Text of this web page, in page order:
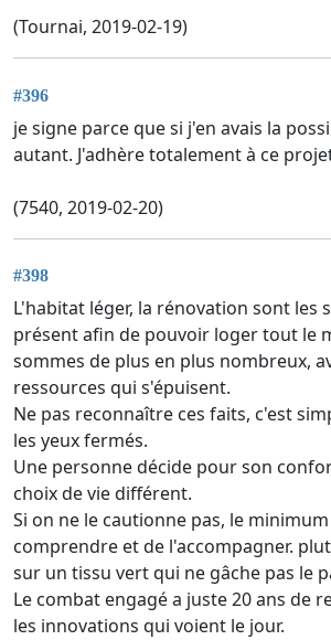
(Tournai, 2019-02-19)
#396
je signe parce que si j'en avais la
autant. J'adhère totalement à ce
(7540, 2019-02-20)
#398
L'habitat léger, la rénovation sont les
présent afin de pouvoir loger tout le
sommes de plus en plus nombreux,
ressources qui s'épuisent.
Ne pas reconnaître ces faits, c'est
les yeux fermés.
Une personne décide pour son
choix de vie différent.
Si on ne le cautionne pas, le
comprendre et de l'accompagner.
sur un tissu vert qui ne gâche pas le
Le combat engagé a juste 20 ans de
les innovations qui voient le jour.